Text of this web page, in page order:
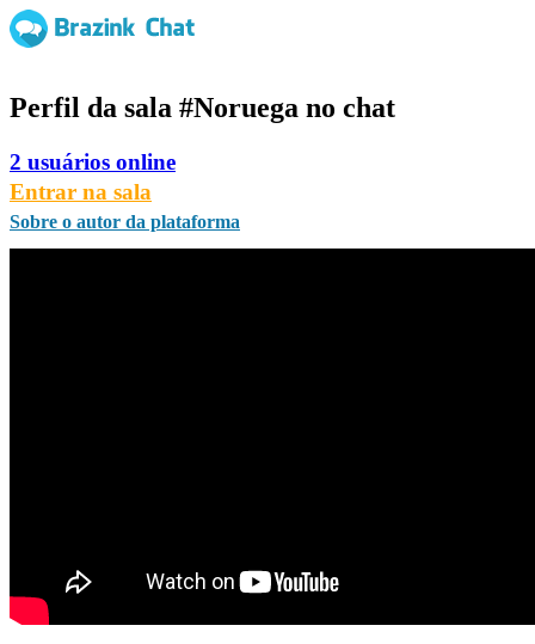
Perfil da sala #Noruega no chat
2 usuários online
Entrar na sala
Sobre o autor da plataforma